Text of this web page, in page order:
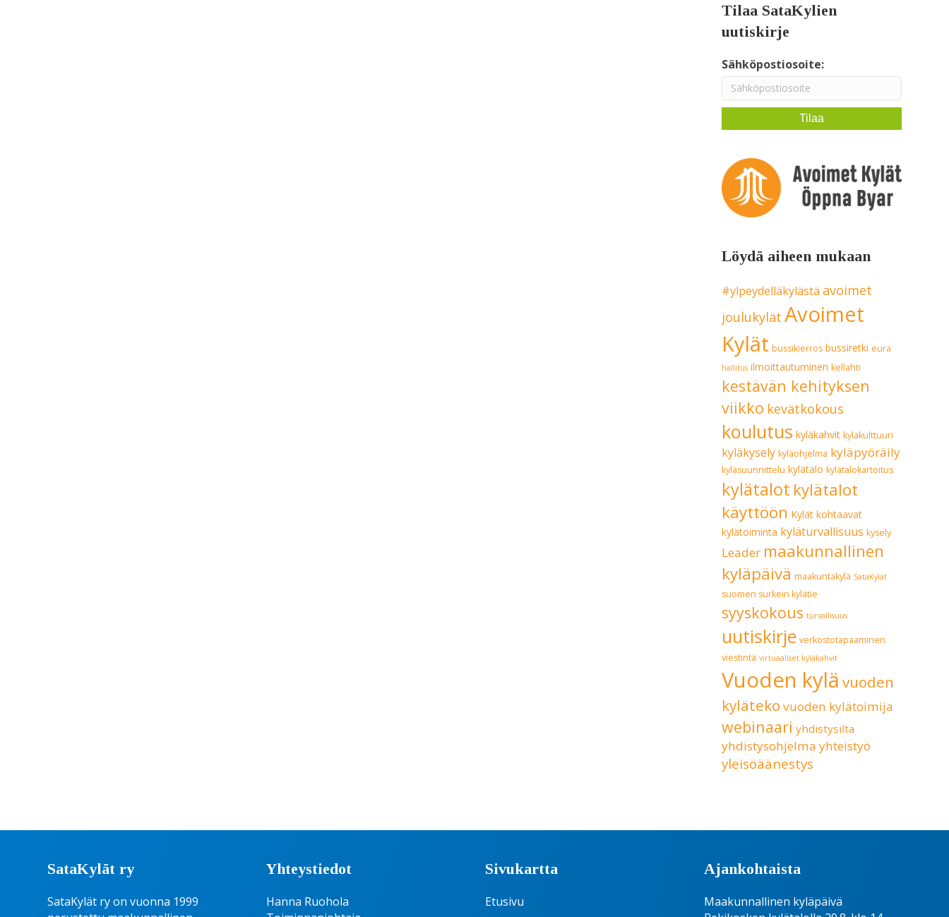
Tilaa SataKylien
uutiskirje
Sähköpostiosoite:
Löydä aiheen mukaan
#ylpeydelläkylästä avoimet
joulukylät Avoimet
Kylät bussikierros bussiretki eura
hallitus ilmoittautuminen kellahti
kestävän kehityksen
viikko kevätkokous
koulutus kyläkahvit kyläkulttuuri
kyläkysely kyläohjelma kyläpyöräily
kyläsuunnittelu kylätalo kylätalokartoitus
kylätalot kylätalot
käyttöön Kylät kohtaavat
kylätoiminta kyläturvallisuus kysely
Leader maakunnallinen
kyläpäivä maakuntakylä SataKylät
suomen surkein kylätie
syyskokous turvallisuus
uutiskirje verkostotapaaminen
viestintä virtuaaliset kyläkahvit
Vuoden kylä vuoden
kyläteko vuoden kylätoimija
webinaari yhdistysilta
yhdistysohjelma yhteistyö
yleisöäänestys
SataKylät ry
SataKylät ry on vuonna 1999
Yhteystiedot
Hanna Ruohola
Sivukartta
Etusivu
Ajankohtaista
Maakunnallinen kyläpäivä